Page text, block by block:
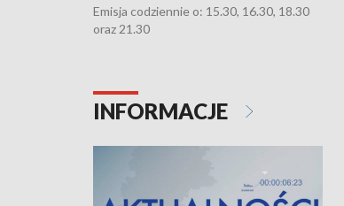
Emisja codziennie o: 15.30, 16.30, 18.30
oraz 21.30
INFORMACJE